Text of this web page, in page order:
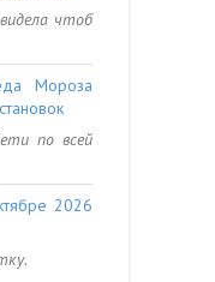
чтоб
Мороза
по всей
2026